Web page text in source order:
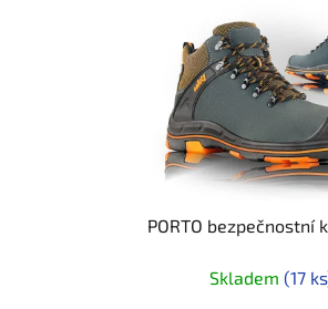
PORTO bezpečnostní
Skladem(17